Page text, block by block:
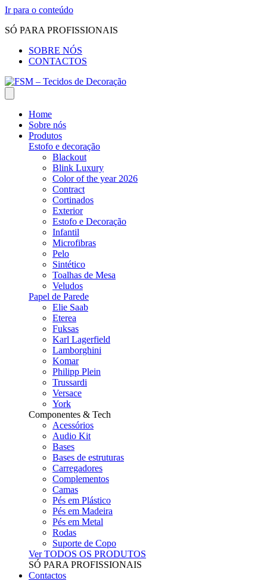
Ir para o conteúdo
SÓ PARA PROFISSIONAIS
SOBRE NÓS
CONTACTOS
Home
Sobre nós
Produtos
Estofo e decoração
Blackout
Blink Luxury
Color of the year 2026
Contract
Cortinados
Exterior
Estofo e Decoração
Infantil
Microfibras
Pelo
Sintético
Toalhas de Mesa
Veludos
Papel de Parede
Elie Saab
Eterea
Fuksas
Karl Lagerfield
Lamborghini
Komar
Philipp Plein
Trussardi
Versace
York
Componentes & Tech
Acessórios
Audio Kit
Bases
Bases de estruturas
Carregadores
Complementos
Camas
Pés em Plástico
Pés em Madeira
Pés em Metal
Rodas
Suporte de Copo
Ver TODOS OS PRODUTOS
SÓ PARA PROFISSIONAIS
Contactos